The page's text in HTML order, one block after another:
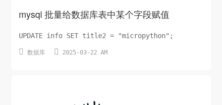
mysql 批量给数据库表中某个字段赋值
UPDATE info SET title2 = "micropython";
 数据库  2025-03-22 AM